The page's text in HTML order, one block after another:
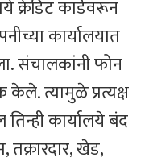
क्रेडिट कार्डवरून
कार्यालयात
संचालकांनी फोन
त्यामुळे प्रत्यक्ष
कार्यालये बंद
खेड,